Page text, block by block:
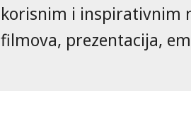
korisnim i inspirativnim
filmova, prezentacija,